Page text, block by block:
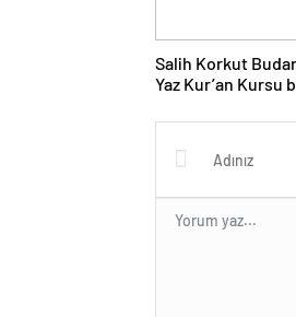
Salih Korkut
Yaz Kur’an Kursu